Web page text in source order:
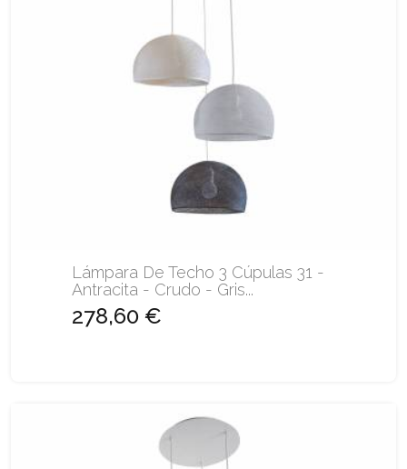
Lámpara De Techo 3 Cúpulas 31 -
Antracita - Crudo - Gris...
278,60 €